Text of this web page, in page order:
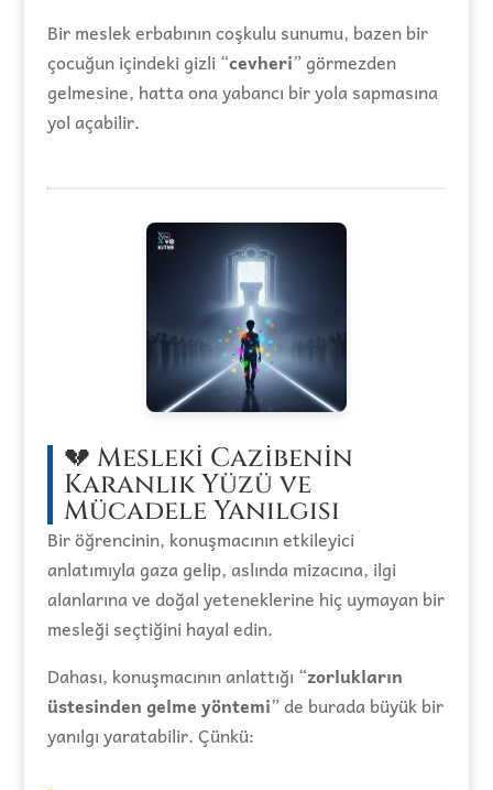
Bir meslek erbabının coşkulu sunumu, bazen bir
çocuğun içindeki gizli “cevheri” görmezden
gelmesine, hatta ona yabancı bir yola sapmasına
yol açabilir.
💔 Mesleki Cazibenin
Karanlık Yüzü ve
Mücadele Yanılgısı
Bir öğrencinin, konuşmacının etkileyici
anlatımıyla gaza gelip, aslında mizacına, ilgi
alanlarına ve doğal yeteneklerine hiç uymayan bir
mesleği seçtiğini hayal edin.
Dahası, konuşmacının anlattığı “zorlukların
üstesinden gelme yöntemi” de burada büyük bir
yanılgı yaratabilir. Çünkü: